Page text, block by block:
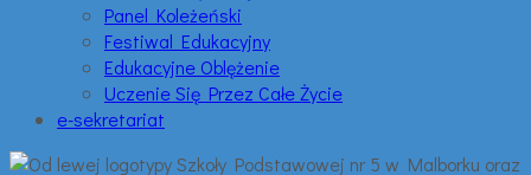
Panel Koleżeński
Festiwal Edukacyjny
Edukacyjne Oblężenie
Uczenie Się Przez Całe Życie
e-sekretariat